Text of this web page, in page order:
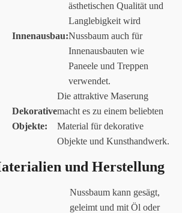
Innenausbau:
ästhetischen Qualität und
Langlebigkeit wird
Nussbaum auch für
Innenausbauten wie
Paneele und Treppen
verwendet.
Dekorative
Objekte:
Die attraktive Maserung
macht es zu einem beliebten
Material für dekorative
Objekte und Kunsthandwerk.
und Herstellung
Nussbaum kann gesägt,
geleimt und mit Öl oder